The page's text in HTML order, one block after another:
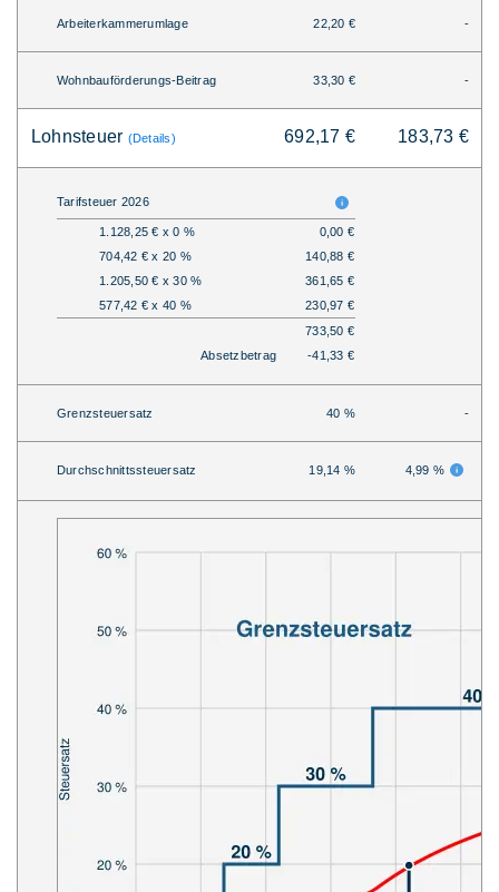
Arbeiterkammerumlage 22,20 € -
Wohnbauförderungs-Beitrag 33,30 € -
Lohnsteuer (Details) 692,17 € 183,73 €
Tarifsteuer 2026
1.128,25 € x 0 %
0,00 €
704,42 € x 20 %
140,88 €
1.205,50 € x 30 %
361,65 €
577,42 € x 40 %
230,97 €
733,50 €
Absetzbetrag
-41,33 €
Grenzsteuersatz 40 % -
Durchschnittssteuersatz 19,14 % 4,99 %